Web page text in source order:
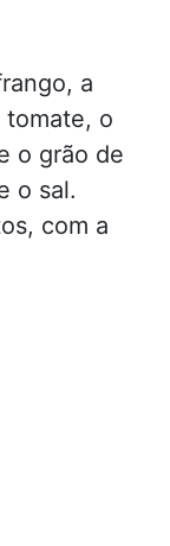
a
o
o grão de
o sal.
com a